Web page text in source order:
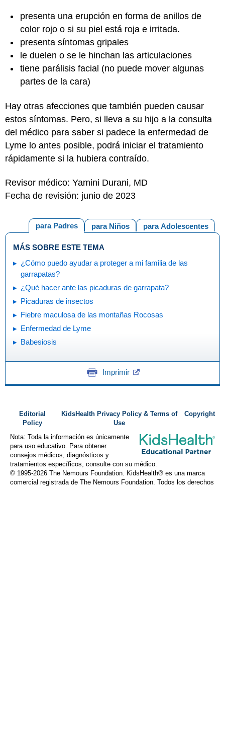
presenta una erupción en forma de anillos de
color rojo o si su piel está roja e irritada.
presenta síntomas gripales
le duelen o se le hinchan las articulaciones
tiene parálisis facial (no puede mover algunas
partes de la cara)
Hay otras afecciones que también pueden causar
estos síntomas. Pero, si lleva a su hijo a la consulta
del médico para saber si padece la enfermedad de
Lyme lo antes posible, podrá iniciar el tratamiento
rápidamente si la hubiera contraído.
Revisor médico: Yamini Durani, MD
Fecha de revisión: junio de 2023
para Adolescentes
para Niños
para Padres
MÁS SOBRE ESTE TEMA
¿Cómo puedo ayudar a proteger a mi familia de las
garrapatas?
¿Qué hacer ante las picaduras de garrapata?
Picaduras de insectos
Fiebre maculosa de las montañas Rocosas
Enfermedad de Lyme
Babesiosis
Imprimir
Editorial
Policy
KidsHealth Privacy Policy & Terms of
Use
Copyright
Nota: Toda la información es únicamente
para uso educativo. Para obtener
consejos médicos, diagnósticos y
tratamientos específicos, consulte con su médico.
© 1995-2026 The Nemours Foundation. KidsHealth® es una marca
comercial registrada de The Nemours Foundation. Todos los derechos